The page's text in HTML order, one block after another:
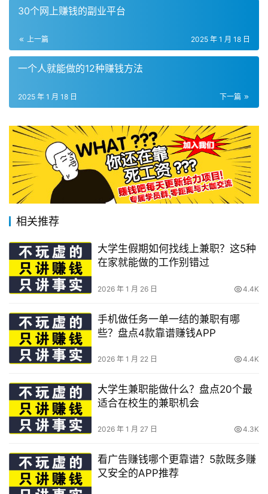
30个网上赚钱的副业平台
上一篇 2025 年 1 月 18 日
一个人就能做的12种赚钱方法
下一篇
2025 年 1 月 18 日
相关推荐
大学生假期如何找线上兼职？这5种
在家就能做的工作别错过
2026 年 1 月 26 日 4.4K
手机做任务一单一结的兼职有哪
些？盘点4款靠谱赚钱APP
2026 年 1 月 22 日 4.4K
大学生兼职能做什么？盘点20个最
适合在校生的兼职机会
2026 年 1 月 27 日 4.3K
看广告赚钱哪个更靠谱？5款既多赚
又安全的APP推荐